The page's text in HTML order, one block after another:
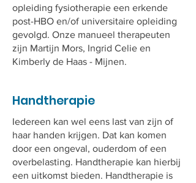
opleiding fysiotherapie een erkende
post-HBO en/of universitaire opleiding
gevolgd. Onze manueel therapeuten
zijn Martijn Mors, Ingrid Celie en
Kimberly de Haas - Mijnen.
Handtherapie
Iedereen kan wel eens last van zijn of
haar handen krijgen. Dat kan komen
door een ongeval, ouderdom of een
overbelasting. Handtherapie kan hierbij
een uitkomst bieden. Handtherapie is